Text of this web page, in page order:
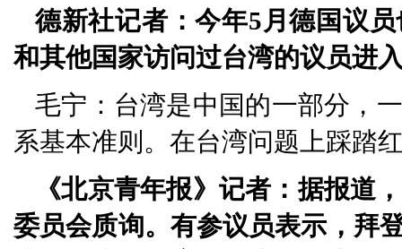
德新社记者：今年5月德国议
和其他国家访问过台湾的议员进
毛宁：台湾是中国的一部分，
系基本准则。在台湾问题上踩踏
《北京青年报》记者：据报道
委员会质询。有参议员表示，拜